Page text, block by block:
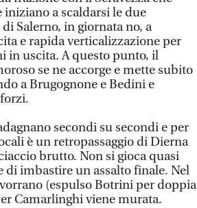
a scaldarsi le due
Salerno, in giornata no, a
e rapida verticalizzazione per
in uscita. A questo punto, il
se ne accorge e mette subito
a Brugognone e Bedini e
secondi su secondi e per
è un retropassaggio di Dierna
brutto. Non si gioca quasi
di imbastire un assalto finale. Nel
(espulso Botrini per doppia
Camarlinghi viene murata.